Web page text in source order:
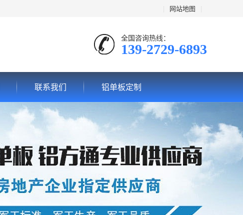
网站地图
全国咨询热线：
139-2729-6893
联系我们 铝单板定制